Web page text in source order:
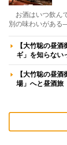
お酒はいつ飲ん
別の味わいがあ
【大竹聡の昼
ギ」を知らな
【大竹聡の昼
場」へと昼酒